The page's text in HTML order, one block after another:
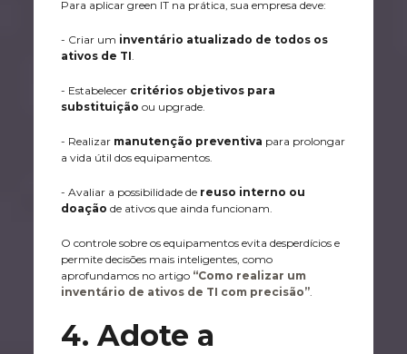
Para aplicar green IT na prática, sua empresa deve:
- Criar um inventário atualizado de todos os
ativos de TI.
- Estabelecer critérios objetivos para
substituição ou upgrade.
- Realizar manutenção preventiva para prolongar
a vida útil dos equipamentos.
- Avaliar a possibilidade de reuso interno ou
doação de ativos que ainda funcionam.
O controle sobre os equipamentos evita desperdícios e
permite decisões mais inteligentes, como
aprofundamos no artigo “Como realizar um
inventário de ativos de TI com precisão”.
4. Adote a